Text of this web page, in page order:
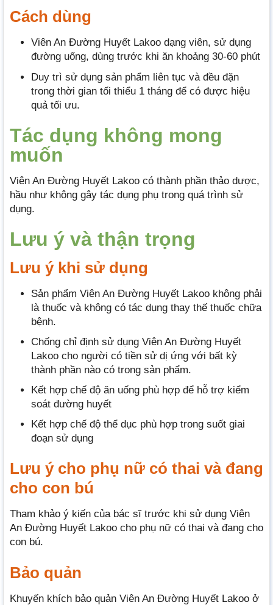
Cách dùng
Viên An Đường Huyết Lakoo dạng viên, sử dụng
đường uống, dùng trước khi ăn khoảng 30-60 phút
Duy trì sử dụng sản phẩm liên tục và đều đặn
trong thời gian tối thiểu 1 tháng để có được hiệu
quả tối ưu.
Tác dụng không mong
muốn
Viên An Đường Huyết Lakoo có thành phần thảo dược,
hầu như không gây tác dụng phụ trong quá trình sử
dụng.
Lưu ý và thận trọng
Lưu ý khi sử dụng
Sản phẩm Viên An Đường Huyết Lakoo không phải
là thuốc và không có tác dụng thay thế thuốc chữa
bệnh.
Chống chỉ định sử dụng Viên An Đường Huyết
Lakoo cho người có tiền sử dị ứng với bất kỳ
thành phần nào có trong sản phẩm.
Kết hợp chế độ ăn uống phù hợp để hỗ trợ kiểm
soát đường huyết
Kết hợp chế độ thể dục phù hợp trong suốt giai
đoạn sử dụng
Lưu ý cho phụ nữ có thai và đang
cho con bú
Tham khảo ý kiến của bác sĩ trước khi sử dụng Viên
An Đường Huyết Lakoo cho phụ nữ có thai và đang cho
con bú.
Bảo quản
Khuyến khích bảo quản Viên An Đường Huyết Lakoo ở